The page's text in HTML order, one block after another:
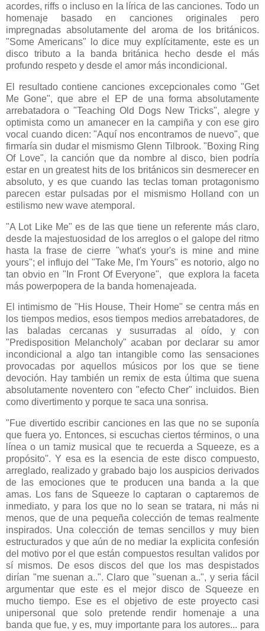
acordes, riffs o incluso en la lírica de las canciones. Todo un
homenaje basado en canciones originales pero
impregnadas absolutamente del aroma de los británicos.
"Some Americans" lo dice muy explícitamente, este es un
disco tributo a la banda británica hecho desde el más
profundo respeto y desde el amor más incondicional.
El resultado contiene canciones excepcionales como "Get
Me Gone", que abre el EP de una forma absolutamente
arrebatadora o "Teaching Old Dogs New Tricks", alegre y
optimista como un amanecer en la campiña y con ese giro
vocal cuando dicen: "Aquí nos encontramos de nuevo", que
firmaría sin dudar el mismismo Glenn Tilbrook. "Boxing Ring
Of Love", la canción que da nombre al disco, bien podría
estar en un greatest hits de los británicos sin desmerecer en
absoluto, y es que cuando las teclas toman protagonismo
parecen estar pulsadas por el mismismo Holland con un
estilismo new wave atemporal.
"A Lot Like Me" es de las que tiene un referente más claro,
desde la majestuosidad de los arreglos o el galope del ritmo
hasta la frase de cierre "what's your's is mine and mine
yours"; el influjo del "Take Me, I'm Yours" es notorio, algo no
tan obvio en "In Front Of Everyone", que explora la faceta
más powerpopera de la banda homenajeada.
El intimismo de "His House, Their Home" se centra más en
los tiempos medios, esos tiempos medios arrebatadores, de
las baladas cercanas y susurradas al oído, y con
"Predisposition Melancholy" acaban por declarar su amor
incondicional a algo tan intangible como las sensaciones
provocadas por aquellos músicos por los que se tiene
devoción. Hay también un remix de esta última que suena
absolutamente noventero con "efecto Cher" incluidos. Bien
como divertimento y porque te saca una sonrisa.
"Fue divertido escribir canciones en las que no se suponía
que fuera yo. Entonces, si escuchas ciertos términos, o una
línea o un tamiz musical que te recuerda a Squeeze, es a
propósito". Y esa es la esencia de este disco compuesto,
arreglado, realizado y grabado bajo los auspicios derivados
de las emociones que te producen una banda a la que
amas. Los fans de Squeeze lo captaran o captaremos de
inmediato, y para los que no lo sean se tratara, ni más ni
menos, que de una pequeña colección de temas realmente
inspirados. Una colección de temas sencillos y muy bien
estructurados y que aún de no mediar la explicita confesión
del motivo por el que están compuestos resultan validos por
sí mismos. De esos discos del que los mas despistados
dirían "me suenan a..". Claro que "suenan a..", y seria fácil
argumentar que este es el mejor disco de Squeeze en
mucho tiempo. Ese es el objetivo de este proyecto casi
unipersonal que solo pretende rendir homenaje a una
banda que fue, y es, muy importante para los autores... para